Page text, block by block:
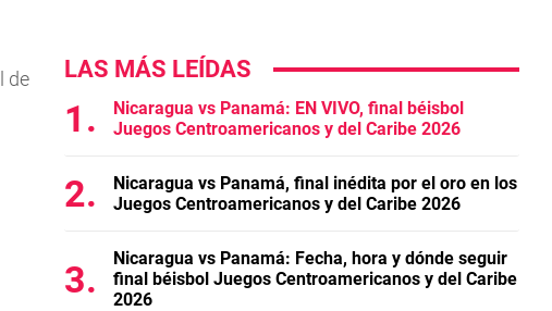
de
LAS MÁS LEÍDAS
Nicaragua vs Panamá: EN VIVO, final béisbol
Juegos Centroamericanos y del Caribe 2026
Nicaragua vs Panamá, final inédita por el oro en los
Juegos Centroamericanos y del Caribe 2026
Nicaragua vs Panamá: Fecha, hora y dónde seguir
final béisbol Juegos Centroamericanos y del Caribe
2026